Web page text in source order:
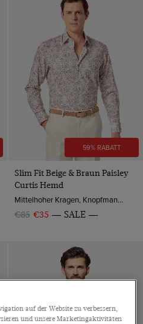
59% RABATT
Slim Fit Beige & Braun Paisley
Curtis Hemd
Mittelhoher Kragen, Knopfmanschette, Baumwolle
€85 €35 SALE
auf der Website zu verbessern,
und unsere Marketingaktivitäten